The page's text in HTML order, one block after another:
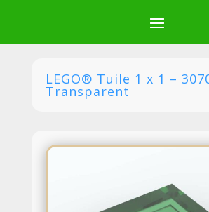
LEGO® Tuile 1 x 1 –
Transparent